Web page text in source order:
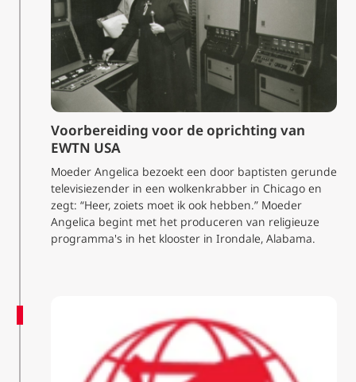
Voorbereiding voor de oprichting van
EWTN USA
Moeder Angelica bezoekt een door baptisten gerunde
televisiezender in een wolkenkrabber in Chicago en
zegt: “Heer, zoiets moet ik ook hebben.” Moeder
Angelica begint met het produceren van religieuze
programma's in het klooster in Irondale, Alabama.